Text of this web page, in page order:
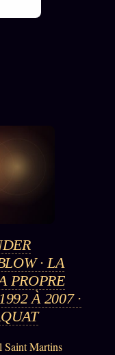
· LA
PROPRE
À 2007 ·
Saint Martins